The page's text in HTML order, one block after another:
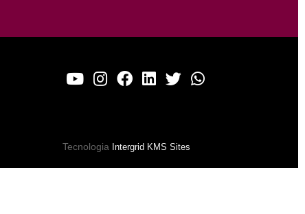
Tecnologia Intergrid KMS Sites